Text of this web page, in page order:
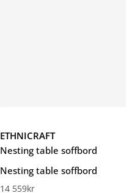
ETHNICRAFT
Nesting table soffbord
Nesting table soffbord
14 559kr